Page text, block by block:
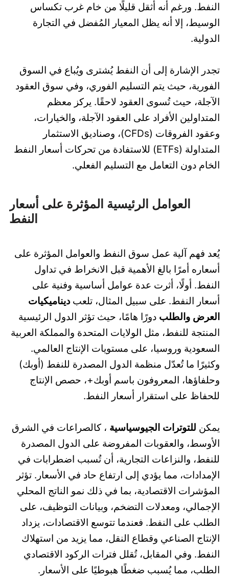
النفط. ورغم أنه أثقل قليلًا من خام غرب تكساس
الوسيط، إلا أنه يظل المعيار المُفضل في التجارة
الدولية.
تجدر الإشارة إلى أن النفط يُشترى ويُباع في السوق
الفورية، حيث يتم التسليم الفوري، وفي سوق العقود
الآجلة، حيث تُسوى العقود لاحقًا. يركز معظم
المتداولين الأفراد على العقود الآجلة، والخيارات،
وعقود الفروقات (CFDs)، وصناديق الاستثمار
المتداولة (ETFs) للاستفادة من تحركات أسعار النفط
الخام دون التعامل مع التسليم الفعلي.
العوامل الرئيسية المؤثرة على أسعار
النفط
يُعد فهم آلية عمل سوق النفط والعوامل المؤثرة على
أسعاره أمرًا بالغ الأهمية قبل الانخراط في تداول
النفط. أولًا، أثرت عدة عوامل أساسية وفنية على
أسعار النفط. على سبيل المثال، تلعبديناميكيات
العرض والطلب دورًا هامًا، حيث تؤثر الدول الرئيسية
المنتجة للنفط، مثل الولايات المتحدة والمملكة العربية
السعودية وروسيا، على مستويات الإنتاج العالمي.
وكثيرًا ما تُعدّل منظمة الدول المصدرة للنفط (أوبك)
وحلفاؤها، المعروفون باسم أوبك+، حصص الإنتاج
للحفاظ على استقرار أسعار النفط.
يمكن للتوترات الجيوسياسية ، كالصراعات في الشرق
الأوسط، والعقوبات المفروضة على الدول المصدرة
للنفط، والنزاعات التجارية، أن تُسبب اضطرابات في
الإمدادات، مما يؤدي إلى ارتفاع حاد في الأسعار. تؤثر
المؤشرات الاقتصادية، بما في ذلك نمو الناتج المحلي
الإجمالي، ومعدلات التضخم، وبيانات التوظيف، على
الطلب على النفط. فعندما تتوسع الاقتصادات، يزداد
الإنتاج الصناعي وقطاع النقل، مما يزيد من استهلاك
النفط. وفي المقابل، تُقلل فترات الركود الاقتصادي
الطلب، مما يُسبب ضغطًا هبوطيًا على الأسعار.